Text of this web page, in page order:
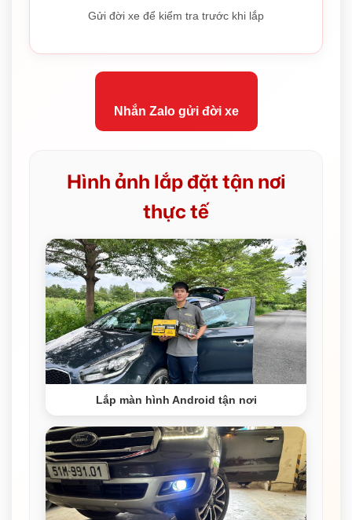
Gửi đời xe để kiểm tra trước khi lắp
Nhắn Zalo gửi đời xe
Hình ảnh lắp đặt tận nơi
thực tế
Lắp màn hình Android tận nơi